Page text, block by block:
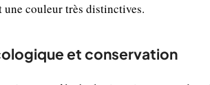
une couleur très distinctives.
et conservation